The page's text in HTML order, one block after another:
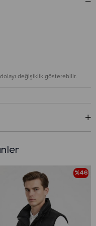
değişiklik gösterebilir.
%46